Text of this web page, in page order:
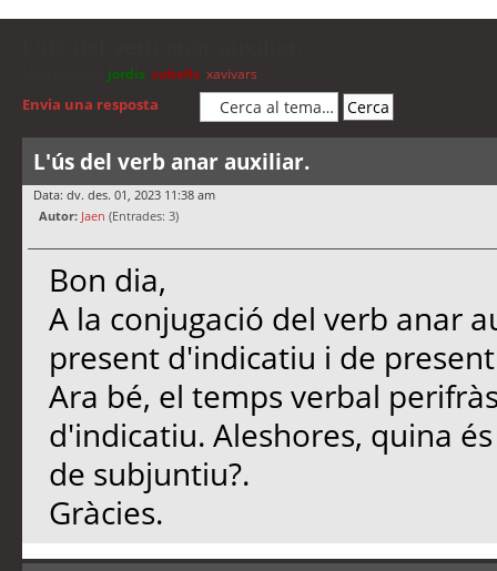
jordis cubells xavivars
Envia una resposta
L'ús del verb anar auxiliar.
Data: dv. des. 01, 2023 11:38 am
Autor: Jaen (Entrades: 3)
Bon dia,
A la conjugació del verb anar
present d'indicatiu i de
Ara bé, el temps verbal
d'indicatiu. Aleshores, quina
de subjuntiu?.
Gràcies.